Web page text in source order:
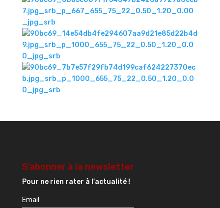
S’abonner à la newsletter
Pour ne rien rater à l'actualité !
Email